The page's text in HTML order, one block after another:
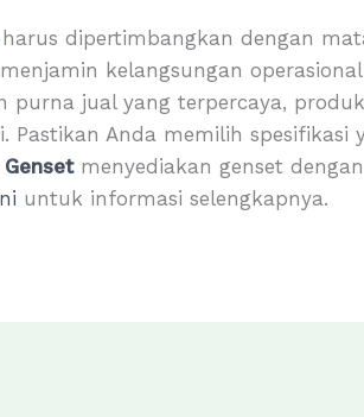
dipertimbangkan dengan
kelangsungan
purna jual yang terpercaya,
Pastikan Anda memilih spesifikasi
menyediakan genset
untuk informasi selengkapnya.